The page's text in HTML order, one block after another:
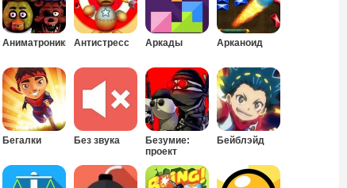
Аниматроники Антистресс Аркады Арканоид
Бегалки Без звука
Безумие:
проект
Нексус
Бейблэйд